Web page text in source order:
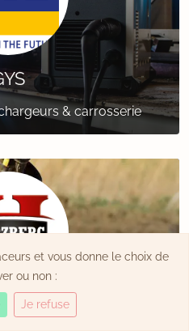
& carrosserie
et vous donne le choix de
ou non :
Je refuse